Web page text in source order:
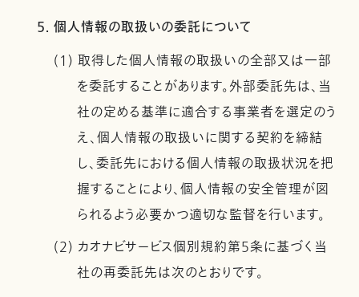
5. 個人情報の取扱いの委託について
(1) 取得した個人情報の取扱いの全部又は一部
を委託することがあります。外部委託先は、当
社の定める基準に適合する事業者を選定のう
え、個人情報の取扱いに関する契約を締結
し、委託先における個人情報の取扱状況を把
握することにより、個人情報の安全管理が図
られるよう必要かつ適切な監督を行います。
(2) カオナビサービス個別規約第5条に基づく当
社の再委託先は次のとおりです。